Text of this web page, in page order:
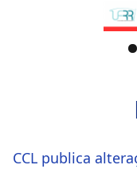
CCL publica